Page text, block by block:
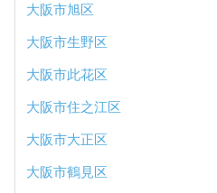
大阪市旭区
大阪市生野区
大阪市此花区
大阪市住之江区
大阪市大正区
大阪市鶴見区